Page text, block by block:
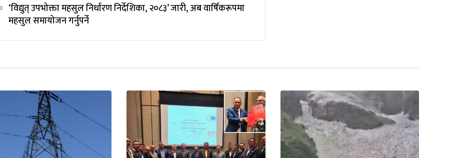
‘विद्युत् उपभोक्ता महसुल निर्धारण निर्देशिका, २०८३’ जारी, अब वार्षिकरूपमा
महसुल समायोजन गर्नुपर्ने